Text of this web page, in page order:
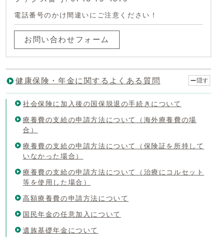
電話番号のかけ間違いにご注意ください！
お問い合わせフォーム
健康保険・年金に関するよくある質問 隠す
社会保険に加入後の国保脱退の手続きについて
療養費の支給の申請方法について（海外療養費の場
合）
療養費の支給の申請方法について（保険証を所持して
いなかった場合）
療養費の支給の申請方法について（治療にコルセット
等を使用した場合）
高額療養費の申請方法について
国民年金の任意加入について
遺族基礎年金について